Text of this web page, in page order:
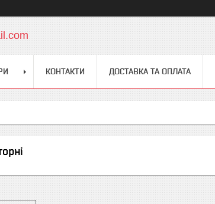
КОНТАКТИ ДОСТАВКА ТА ОПЛАТА